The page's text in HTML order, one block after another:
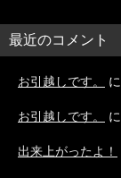
最近のコメント
お引越しです。 に
お引越しです。 に
出来上がったよ！